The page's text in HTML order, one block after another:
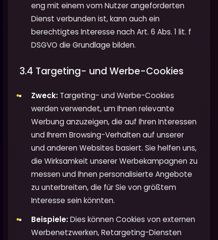
eng mit einem vom Nutzer angeforderten
Dienst verbunden ist, kann auch ein
berechtigtes Interesse nach Art. 6 Abs. 1 lit. f
DSGVO die Grundlage bilden.
3.4 Targeting- und Werbe-Cookies
Zweck: Targeting- und Werbe-Cookies
werden verwendet, um Ihnen relevante
Werbung anzuzeigen, die auf Ihren Interessen
und Ihrem Browsing-Verhalten auf unserer
und anderen Websites basiert. Sie helfen uns,
die Wirksamkeit unserer Werbekampagnen zu
messen und Ihnen personalisierte Angebote
zu unterbreiten, die für Sie von größtem
Interesse sein könnten.
Beispiele:Dies können Cookies von externen
Werbenetzwerken, Retargeting-Diensten